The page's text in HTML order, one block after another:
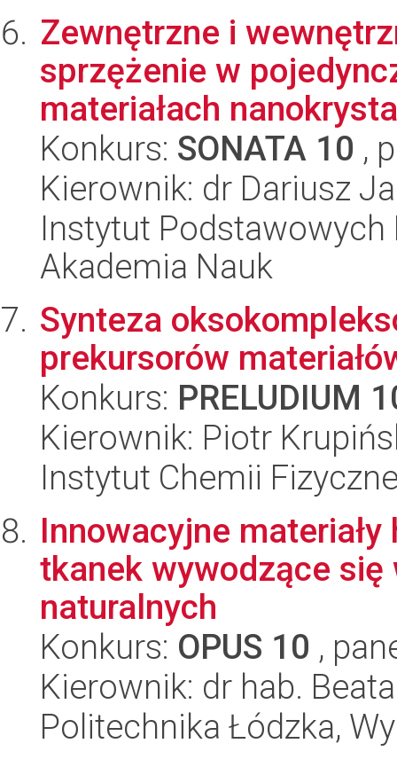
Zewnętrzne i
sprzężenie w
materiałach
Konkurs: SONATA 10 ,
Kierownik: dr Dariusz
Instytut
Akademia Nauk
Synteza
prekursorów
Konkurs: PRELUDIUM
Kierownik: Piotr
Instytut Chemii
Innowacyjne
tkanek wywodzące się
naturalnych
Konkurs: OPUS 10 ,
Kierownik: dr hab.
Politechnika Łódzka,